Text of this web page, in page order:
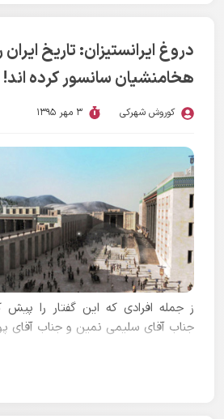
دروغ ایرانستیزان: تاریخ
هخامنشیان سانسور کرده اند!
کوروش شهرکی 3 مهر 1395
ز جمله افرادی که این گفتار را پیش
جناب آقای سلیمی نمین و جناب آقای